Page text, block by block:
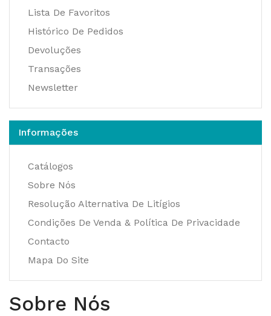
Lista De Favoritos
Histórico De Pedidos
Devoluções
Transações
Newsletter
Informações
Catálogos
Sobre Nós
Resolução Alternativa De Litígios
Condições De Venda & Política De Privacidade
Contacto
Mapa Do Site
Sobre Nós